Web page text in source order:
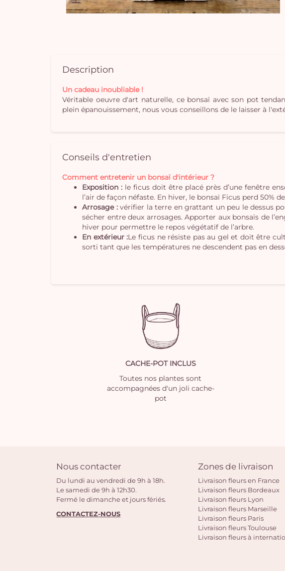
Description
Un cadeau inoubliable !
Véritable oeuvre d'art naturelle, ce bonsaï avec son pot
plein épanouissement, nous vous conseillons de le laisser à
Conseils d'entretien
Comment entretenir un bonsaï d'intérieur ?
Exposition : le ficus doit être placé près d’une fenêtre
l’air de façon néfaste. En hiver, le bonsaï Ficus perd 50%
Arrosage :vérifier la terre en grattant un peu le dessus
sécher entre deux arrosages. Apporter aux bonsaïs de
hiver pour permettre le repos végétatif de l’arbre.
En extérieur :Le ficus ne résiste pas au gel et doit être
sorti tant que les températures ne descendent pas en
CACHE-POT INCLUS
Toutes nos plantes sont
accompagnées d'un joli cache-
pot
Nous contacter
Du lundi au vendredi de 9h à 18h.
Le samedi de 9h à 12h30.
Fermé le dimanche et jours fériés.
CONTACTEZ-NOUS
Zones de livraison
Livraison fleurs en France
Livraison fleurs Bordeaux
Livraison fleurs Lyon
Livraison fleurs Marseille
Livraison fleurs Paris
Livraison fleurs Toulouse
Livraison fleurs à